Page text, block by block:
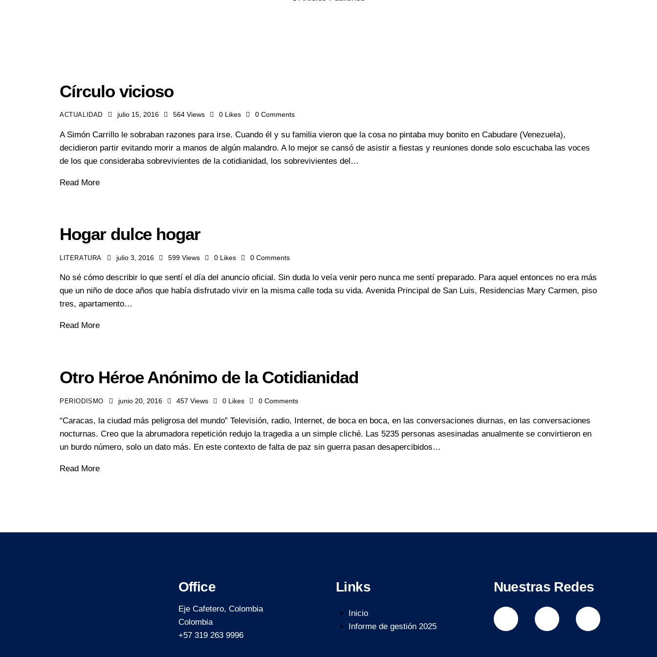
Círculo vicioso
ACTUALIDAD julio 15, 2016 564 Views 0 Likes 0 Comments
A Simón Carrillo le sobraban razones para irse. Cuando él y su familia vieron que la cosa no pintaba muy bonito en Cabudare (Venezuela),
decidieron partir evitando morir a manos de algún malandro. A lo mejor se cansó de asistir a fiestas y reuniones donde solo escuchaba las voces
de los que consideraba sobrevivientes de la cotidianidad, los sobrevivientes del…
Read More
Hogar dulce hogar
LITERATURA julio 3, 2016 599 Views 0 Likes 0 Comments
No sé cómo describir lo que sentí el día del anuncio oficial. Sin duda lo veía venir pero nunca me sentí preparado. Para aquel entonces no era más
que un niño de doce años que había disfrutado vivir en la misma calle toda su vida. Avenida Principal de San Luis, Residencias Mary Carmen, piso
tres, apartamento…
Read More
Otro Héroe Anónimo de la Cotidianidad
PERIODISMO junio 20, 2016 457 Views 0 Likes 0 Comments
“Caracas, la ciudad más peligrosa del mundo” Televisión, radio, Internet, de boca en boca, en las conversaciones diurnas, en las conversaciones
nocturnas. Creo que la abrumadora repetición redujo la tragedia a un simple cliché. Las 5235 personas asesinadas anualmente se convirtieron en
un burdo número, solo un dato más. En este contexto de falta de paz sin guerra pasan desapercibidos…
Read More
Office
Eje Cafetero, Colombia
Colombia
+57 319 263 9996
Links
Inicio
Informe de gestión 2025
Nuestras Redes